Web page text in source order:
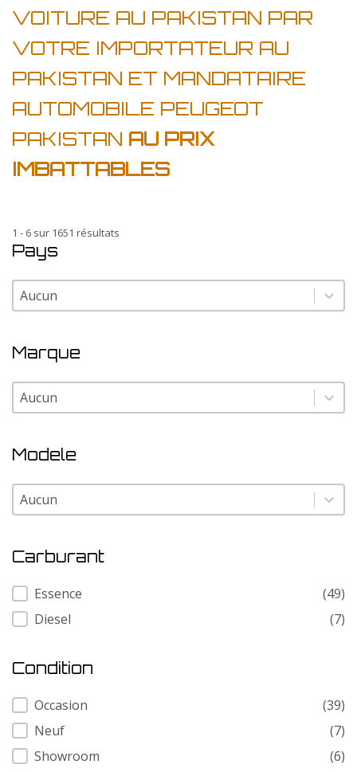
VOITURE AU PAKISTAN PAR
VOTRE IMPORTATEUR AU
PAKISTAN ET MANDATAIRE
AUTOMOBILE PEUGEOT
PAKISTAN AU PRIX
IMBATTABLES
1 - 6 sur 1651 résultats
Pays
Pays
Pays
Marque
Marque
Marque
Modele
Modele
Modele
Carburant
Carburant
Essence
(49)
Diesel
(7)
Condition
Condition
Occasion
(39)
Neuf
(7)
Showroom
(6)